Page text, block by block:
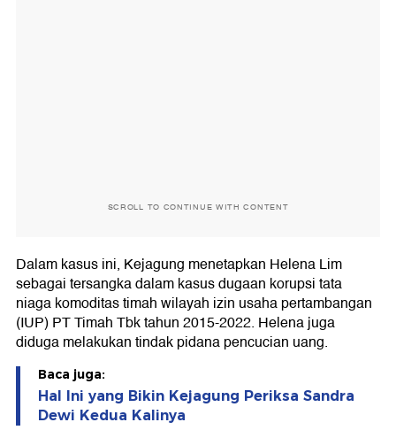
SCROLL TO CONTINUE WITH CONTENT
Dalam kasus ini, Kejagung menetapkan Helena Lim
sebagai tersangka dalam kasus dugaan korupsi tata
niaga komoditas timah wilayah izin usaha pertambangan
(IUP) PT Timah Tbk tahun 2015-2022. Helena juga
diduga melakukan tindak pidana pencucian uang.
Baca juga:
Hal Ini yang Bikin Kejagung Periksa Sandra
Dewi Kedua Kalinya